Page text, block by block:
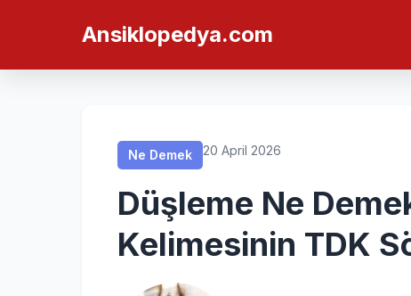
Ansiklopedya.com
Ne Demek 20 April 2026
Düşleme Ne
Kelimesinin TDK